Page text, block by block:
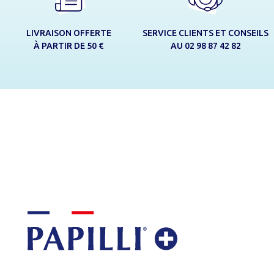
LIVRAISON OFFERTE
À PARTIR DE 50 €
SERVICE CLIENTS ET CONSEILS
AU 02 98 87 42 82